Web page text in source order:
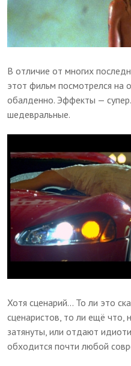
В отличие от многих
этот фильм посмотрелся на
обалденно. Эффекты —
шедевральные.
Хотя сценарий... То ли это
сценаристов, то ли ещё
затянуты, или отдают
обходится почти любой